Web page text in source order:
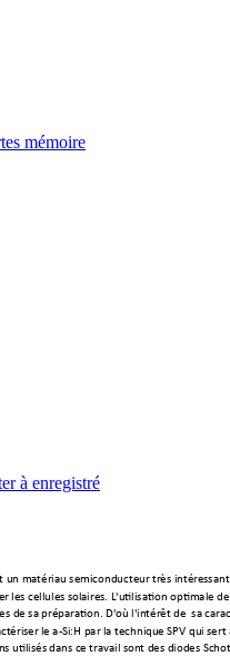
mémoire
à enregistré
un matériau semiconducteur très intére
les cellules solaires. L'utilisation optimale
es de sa préparation. D'où l'intérêt de  sa car
le a-Si:H par la technique SPV qui sert
utilisés dans ce travail sont des diodes Sc